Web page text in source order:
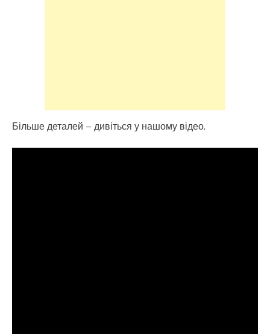
Більше деталей – дивіться у нашому відео.